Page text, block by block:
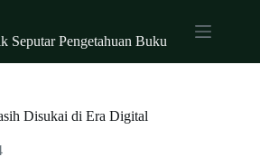
Seputar Pengetahuan Buku
Disukai di Era Digital